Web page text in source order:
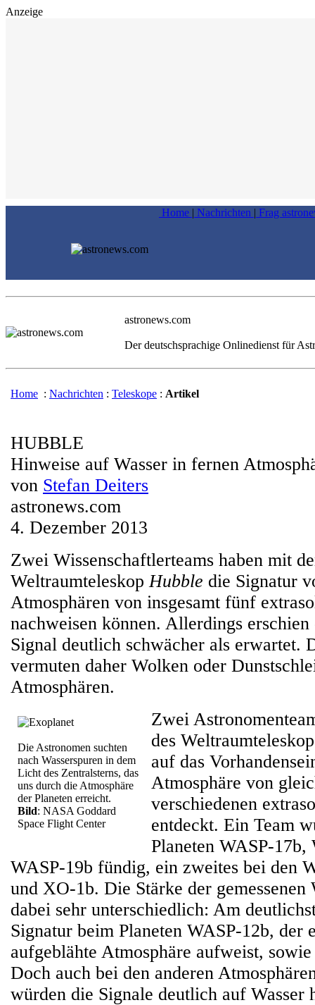
Anzeige
Home | Nachrichten | Frag
astronews.com
Der deutschsprachige Onlinedienst für
Home : Nachrichten : Teleskope : Artikel
HUBBLE
Hinweise auf Wasser in fernen
von Stefan Deiters
astronews.com
4. Dezember 2013
Zwei Wissenschaftlerteams haben mit
WeltraumteleskopHubble die Signatur
Atmosphären von insgesamt fünf
nachweisen können. Allerdings erschien
Signal deutlich schwächer als erwartet.
vermuten daher Wolken oder
Atmosphären.
Die Astronomen suchten
nach Wasserspuren in dem
Licht des Zentralsterns, das
uns durch die Atmosphäre
der Planeten erreicht.
Bild: NASA Goddard
Space Flight Center
Zwei
des
auf das
Atmosphäre von
verschiedenen
entdeckt. Ein Team
Planeten WASP-17b,
WASP-19b fündig, ein zweites bei den
und XO-1b. Die Stärke der gemessenen
dabei sehr unterschiedlich: Am
Signatur beim Planeten WASP-12b, der
aufgeblähte Atmosphäre aufweist,
Doch auch bei den anderen
würden die Signale deutlich auf Wasser